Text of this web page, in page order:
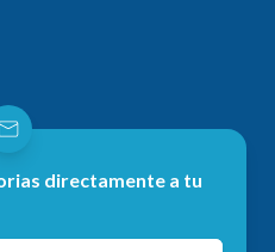
directamente a tu